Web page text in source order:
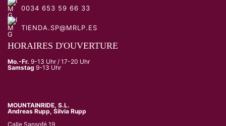
0034 653 59 66 33
TIENDA.SP@MRLP.ES
HORAIRES D'OUVERTURE
Mo.-Fr. 9-13 Uhr / 17-20 Uhr
Samstag 9-13 Uhr
MOUNTAINRIDE, S.L.
Andreas Rupp, Silvia Rupp
Calle Sansofé 19